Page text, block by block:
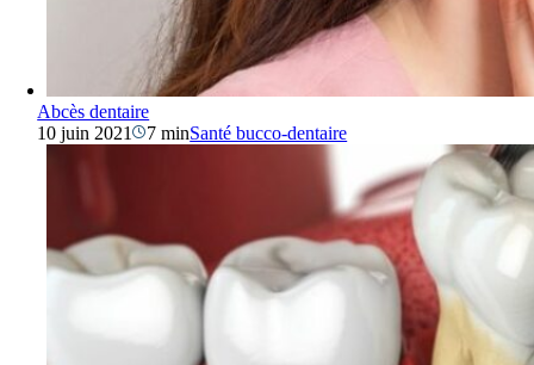
Abcès dentaire
10 juin 2021
7 minSanté bucco-dentaire